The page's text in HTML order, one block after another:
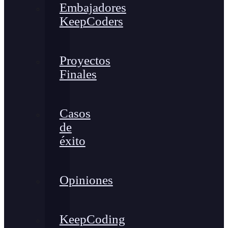
Embajadores
KeepCoders
Proyectos
Finales
Casos
de
éxito
Opiniones
KeepCoding